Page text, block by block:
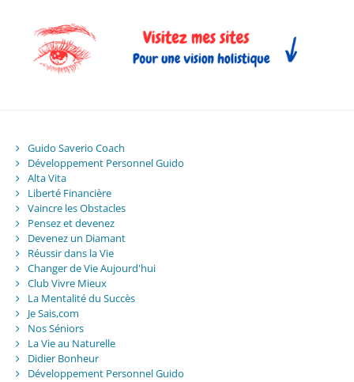
Guido Saverio Coach
Développement Personnel Guido
Alta Vita
Liberté Financière
Vaincre les Obstacles
Pensez et devenez
Devenez un Diamant
Réussir dans la Vie
Changer de Vie Aujourd'hui
Club Vivre Mieux
La Mentalité du Succès
Je Sais,com
Nos Séniors
La Vie au Naturelle
Didier Bonheur
Développement Personnel Guido